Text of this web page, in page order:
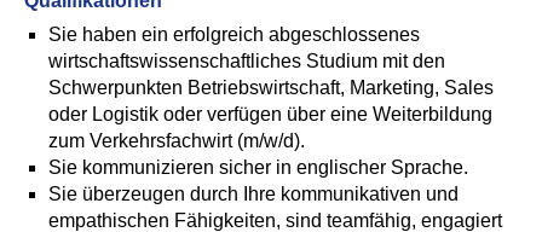
Sie haben ein erfolgreich abgeschlossenes
wirtschaftswissenschaftliches Studium mit den
Schwerpunkten Betriebswirtschaft, Marketing, Sales
oder Logistik oder verfügen über eine Weiterbildung
zum Verkehrsfachwirt (m/w/d).
Sie kommunizieren sicher in englischer Sprache.
Sie überzeugen durch Ihre kommunikativen und
empathischen Fähigkeiten, sind teamfähig, engagiert